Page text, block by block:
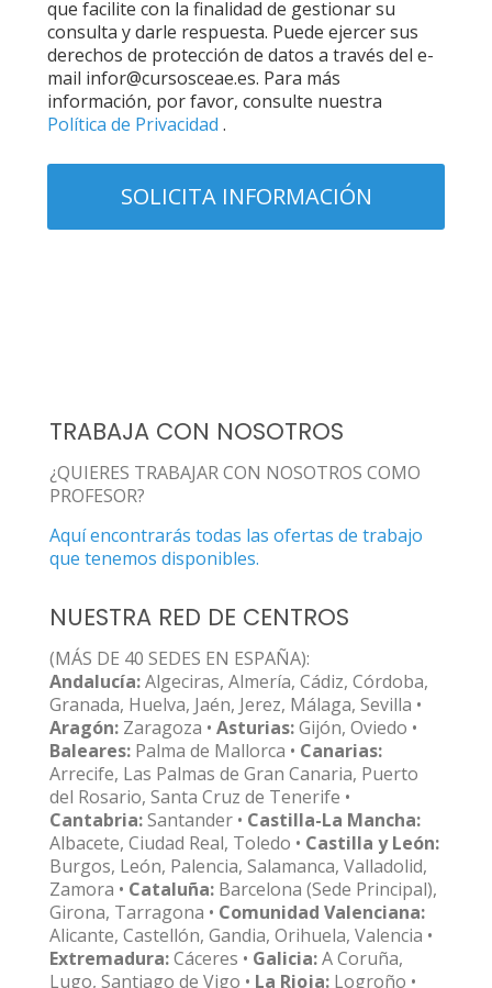
que facilite con la finalidad de gestionar su
consulta y darle respuesta. Puede ejercer sus
derechos de protección de datos a través del e-
mail infor@cursosceae.es. Para más
información, por favor, consulte nuestra
Política de Privacidad .
TRABAJA CON NOSOTROS
¿QUIERES TRABAJAR CON NOSOTROS COMO
PROFESOR?
Aquí encontrarás todas las ofertas de trabajo
que tenemos disponibles.
NUESTRA RED DE CENTROS
(MÁS DE 40 SEDES EN ESPAÑA):
Andalucía:Algeciras, Almería, Cádiz, Córdoba,
Granada, Huelva, Jaén, Jerez, Málaga, Sevilla •
Aragón: Zaragoza • Asturias:Gijón, Oviedo •
Baleares: Palma de Mallorca • Canarias:
Arrecife, Las Palmas de Gran Canaria, Puerto
del Rosario, Santa Cruz de Tenerife •
Cantabria:Santander • Castilla-La Mancha:
Albacete, Ciudad Real, Toledo • Castilla y León:
Burgos, León, Palencia, Salamanca, Valladolid,
Zamora • Cataluña: Barcelona (Sede Principal),
Girona, Tarragona • Comunidad Valenciana:
Alicante, Castellón, Gandia, Orihuela, Valencia •
Extremadura:Cáceres • Galicia:A Coruña,
Lugo, Santiago de Vigo • La Rioja: Logroño •